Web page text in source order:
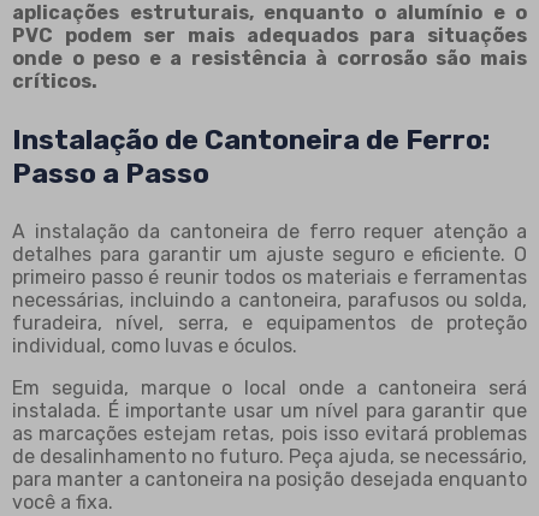
aplicações estruturais, enquanto o alumínio e o
PVC podem ser mais adequados para situações
onde o peso e a resistência à corrosão são mais
críticos.
Instalação de Cantoneira de Ferro:
Passo a Passo
A instalação da cantoneira de ferro requer atenção a
detalhes para garantir um ajuste seguro e eficiente. O
primeiro passo é reunir todos os materiais e ferramentas
necessárias, incluindo a cantoneira, parafusos ou solda,
furadeira, nível, serra, e equipamentos de proteção
individual, como luvas e óculos.
Em seguida, marque o local onde a cantoneira será
instalada. É importante usar um nível para garantir que
as marcações estejam retas, pois isso evitará problemas
de desalinhamento no futuro. Peça ajuda, se necessário,
para manter a cantoneira na posição desejada enquanto
você a fixa.